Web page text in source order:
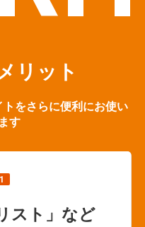
リット
をさらに便利にお使い
す
スト」など